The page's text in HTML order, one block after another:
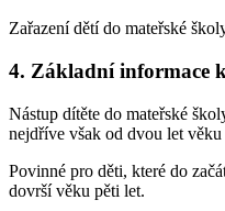
Zařazení dětí do mateřské
4. Základní informace
Nástup dítěte do mateřské
nejdříve však od dvou let věku
Povinné pro děti, které do
dovrší věku pěti let.